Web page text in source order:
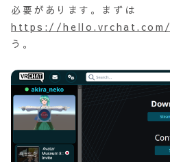
必要があります。まずは
https://hello.vrchat.com/
う。